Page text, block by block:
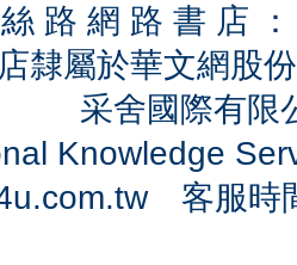
路 網 路 書 店
隸屬於華文網股
采舍國際有
Knowledge
客服時